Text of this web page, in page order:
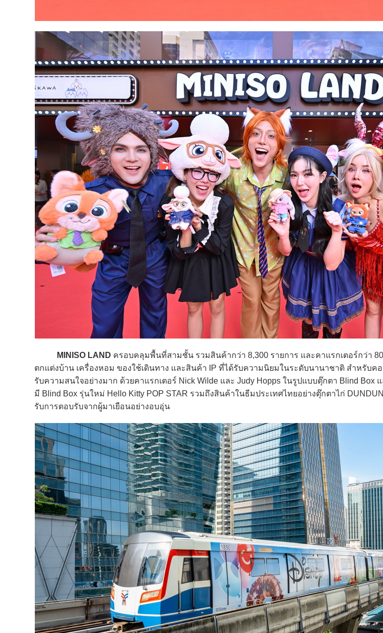
MINISO LAND ครอบคลุมพื้นที่สามชั้น รวมสินค้ากว่า 8,300 รายการ และคาแรกเตอร์กว่า
ตกแต่งบ้าน เครื่องหอม ของใช้เดินทาง และสินค้า IP ที่ได้รับความนิยมในระดับนานาชาติ สำหรับคอล
รับความสนใจอย่างมาก ด้วยคาแรกเตอร์ Nick Wilde และ Judy Hopps ในรูปแบบตุ๊กตา Blind Box
มี Blind Box รุ่นใหม่ Hello Kitty POP STAR รวมถึงสินค้าในธีมประเทศไทยอย่างตุ๊กตาไก่
รับการตอบรับจากผู้มาเยือนอย่างอบอุ่น